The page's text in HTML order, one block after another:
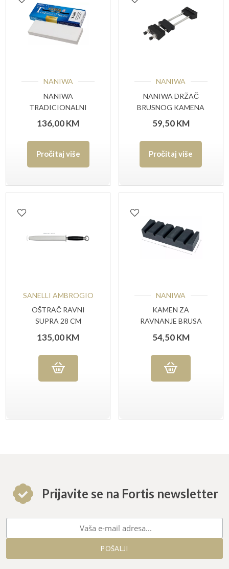
NANIWA
NANIWA
TRADICIONALNI
KAMEN #8000 GRIT
136,00KM
Pročitaj više
NANIWA
NANIWA DRŽAČ
BRUSNOG KAMENA
59,50KM
Pročitaj više
SANELLI AMBROGIO
OŠTRAČ RAVNI
SUPRA 28 CM
135,00KM
NANIWA
KAMEN ZA
RAVNANJE BRUSA
54,50KM
Prijavite se na Fortis newsletter